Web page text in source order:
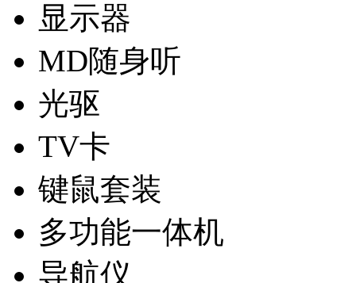
显示器
MD随身听
光驱
TV卡
键鼠套装
多功能一体机
导航仪